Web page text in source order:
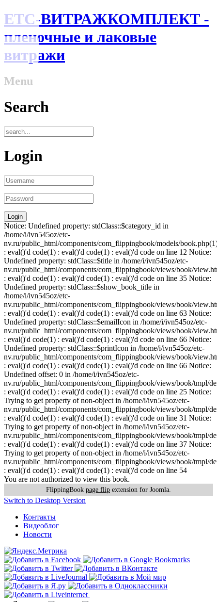
ЕТС-ВИТРАЖКОМПЛЕКТ -
пленочные и лаковые
витражи
Menu
Search
Login
Notice: Undefined property: stdClass::$category_id in
/home/i/ivn545oz/etc-
nv.ru/public_html/components/com_flippingbook/models/
: eval()'d code(1) : eval()'d code(1) : eval()'d code on line 12 Notice:
Undefined property: stdClass::$title in /home/i/ivn545oz/etc-
nv.ru/public_html/components/com_flippingbook/views/book/
: eval()'d code(1) : eval()'d code(1) : eval()'d code on line 35 Notice:
Undefined property: stdClass::$show_book_title in
/home/i/ivn545oz/etc-
nv.ru/public_html/components/com_flippingbook/views/book/
: eval()'d code(1) : eval()'d code(1) : eval()'d code on line 63 Notice:
Undefined property: stdClass::$emailIcon in /home/i/ivn545oz/etc-
nv.ru/public_html/components/com_flippingbook/views/book/
: eval()'d code(1) : eval()'d code(1) : eval()'d code on line 66 Notice:
Undefined property: stdClass::$printIcon in /home/i/ivn545oz/etc-
nv.ru/public_html/components/com_flippingbook/views/book/
: eval()'d code(1) : eval()'d code(1) : eval()'d code on line 66 Notice:
Undefined offset: 0 in /home/i/ivn545oz/etc-
nv.ru/public_html/components/com_flippingbook/views/book/tmpl/
: eval()'d code(1) : eval()'d code(1) : eval()'d code on line 25 Notice:
Trying to get property of non-object in /home/i/ivn545oz/etc-
nv.ru/public_html/components/com_flippingbook/views/book/tmpl/
: eval()'d code(1) : eval()'d code(1) : eval()'d code on line 31 Notice:
Trying to get property of non-object in /home/i/ivn545oz/etc-
nv.ru/public_html/components/com_flippingbook/views/book/tmpl/
: eval()'d code(1) : eval()'d code(1) : eval()'d code on line 37 Notice:
Trying to get property of non-object in /home/i/ivn545oz/etc-
nv.ru/public_html/components/com_flippingbook/views/book/tmpl/
: eval()'d code(1) : eval()'d code(1) : eval()'d code on line 54
You are not authorized to view this book.
FlippingBook page flip extension for Joomla.
Switch to Desktop Version
Контакты
Видеоблог
Новости